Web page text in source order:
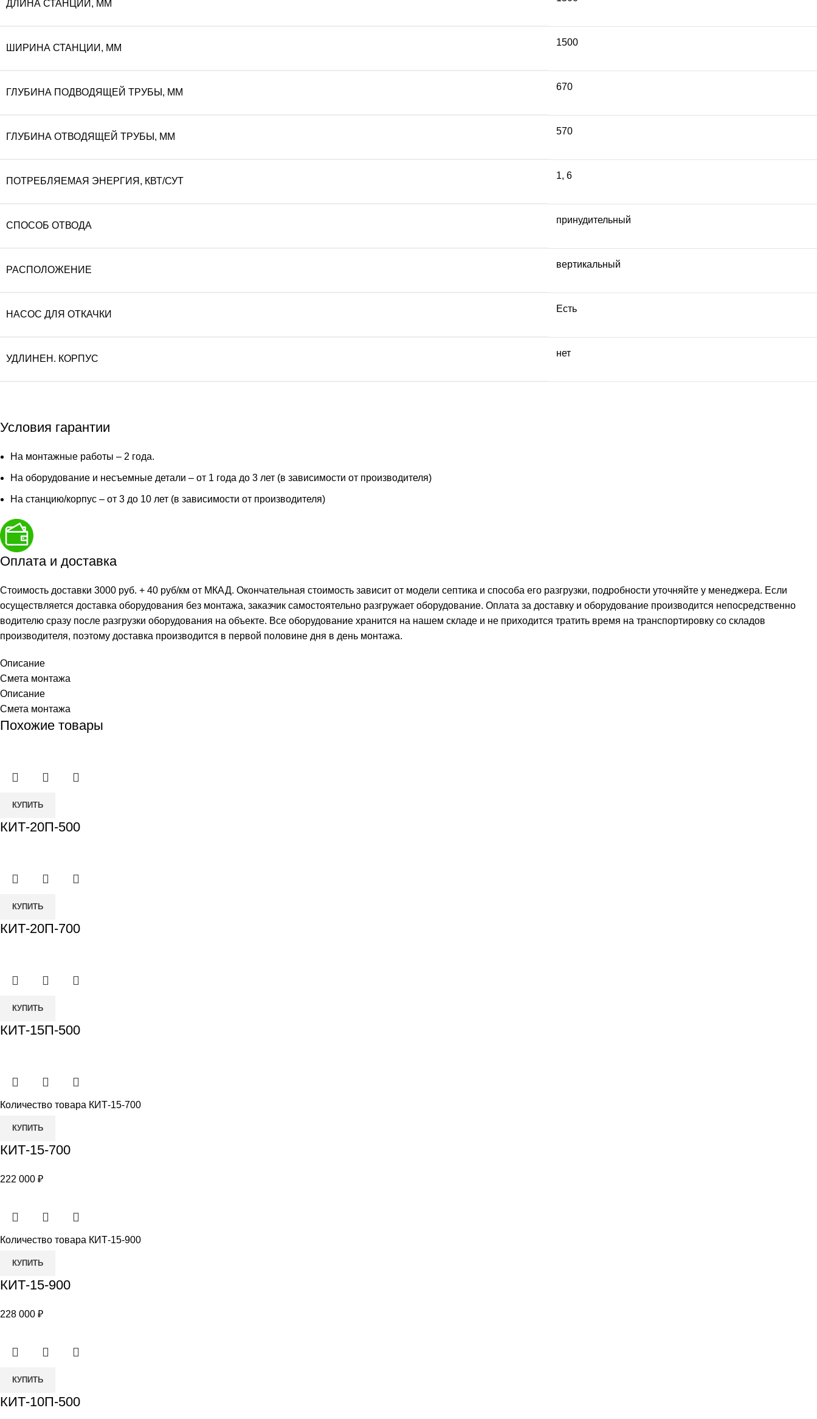
ДЛИНА СТАНЦИИ, ММ
ШИРИНА СТАНЦИИ, ММ
1500
ГЛУБИНА ПОДВОДЯЩЕЙ ТРУБЫ, ММ
670
ГЛУБИНА ОТВОДЯЩЕЙ ТРУБЫ, ММ
570
ПОТРЕБЛЯЕМАЯ ЭНЕРГИЯ, КВТ/СУТ
1, 6
СПОСОБ ОТВОДА
принудительный
РАСПОЛОЖЕНИЕ
вертикальный
НАСОС ДЛЯ ОТКАЧКИ
Есть
УДЛИНЕН. КОРПУС
нет
Условия гарантии
На монтажные работы – 2 года.
На оборудование и несъемные детали – от 1 года до 3 лет (в зависимости от производителя)
На станцию/корпус – от 3 до 10 лет (в зависимости от производителя)
Оплата и доставка
Стоимость доставки 3000 руб. + 40 руб/км от МКАД. Окончательная стоимость зависит от модели септика и способа его разгрузки, подробности уточняйте у менеджера. Если
осуществляется доставка оборудования без монтажа, заказчик самостоятельно разгружает оборудование. Оплата за доставку и оборудование производится непосредственно
водителю сразу после разгрузки оборудования на объекте. Все оборудование хранится на нашем складе и не приходится тратить время на транспортировку со складов
производителя, поэтому доставка производится в первой половине дня в день монтажа.
Описание
Смета монтажа
Описание
Смета монтажа
Похожие товары
КУПИТЬ
КИТ-20П-500
КУПИТЬ
КИТ-20П-700
КУПИТЬ
КИТ-15П-500
Количество товара КИТ-15-700
КУПИТЬ
КИТ-15-700
222 000 ₽
Количество товара КИТ-15-900
КУПИТЬ
КИТ-15-900
228 000 ₽
КУПИТЬ
КИТ-10П-500